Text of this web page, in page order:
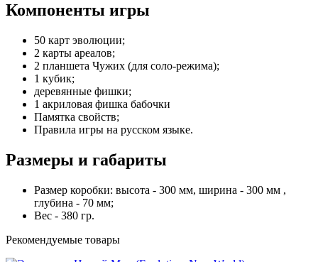
Компоненты игры
50 карт эволюции;
2 карты ареалов;
2 планшета Чужих (для соло-режима);
1 кубик;
деревянные фишки;
1 акриловая фишка бабочки
Памятка свойств;
Правила игры на русском языке.
Размеры и габариты
Размер коробки: высота - 300 мм, ширина - 300 мм ,
глубина - 70 мм;
Вес - 380 гр.
Рекомендуемые товары